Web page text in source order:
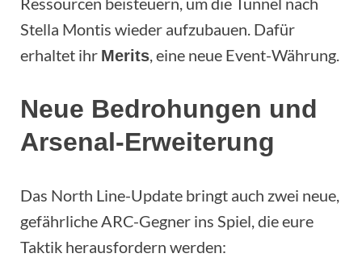
Stella Montis wieder aufzubauen. Dafür
erhaltet ihr Merits, eine neue Event-Währung.
Neue Bedrohungen und
Arsenal-Erweiterung
Das North Line-Update bringt auch zwei neue,
gefährliche ARC-Gegner ins Spiel, die eure
Taktik herausfordern werden: